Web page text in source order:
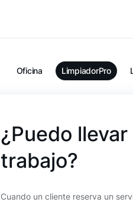
Oficina LimpiadorPro
¿Puedo
trabajo?
Cuando un cliente reserva un